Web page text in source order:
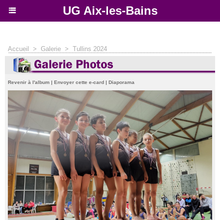
UG Aix-les-Bains
Accueil > Galerie > Tullins 2024
Revenir à l'album | Envoyer cette e-card | Diaporama